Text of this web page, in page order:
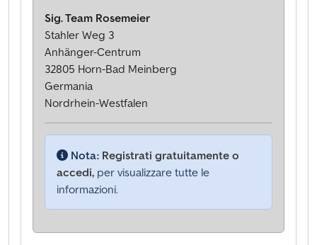
Sig. Team Rosemeier
Stahler Weg 3
Anhänger-Centrum
32805 Horn-Bad Meinberg
Germania
Nordrhein-Westfalen
Nota: Registrati gratuitamente o
accedi, per visualizzare tutte le
informazioni.